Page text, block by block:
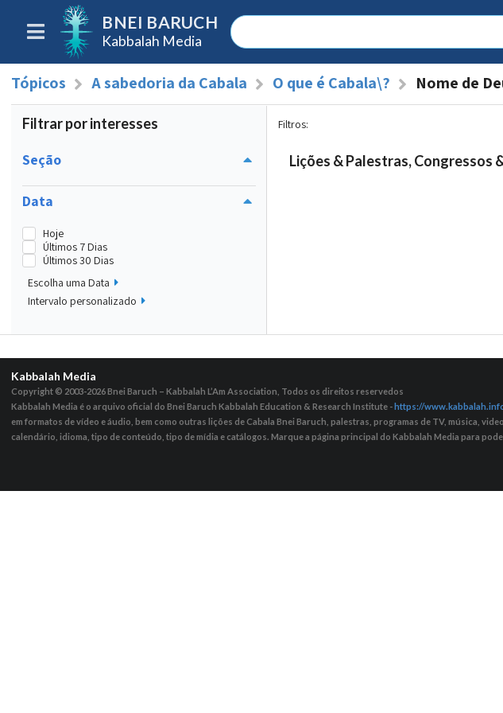
BNEI BARUCH
Kabbalah Media
Tópicos A sabedoria da Cabala O que é Cabala\? Nome de
Filtrar por interesses
Seção
Data
Hoje
Últimos 7 Dias
Últimos 30 Dias
Escolha uma Data
Intervalo personalizado
Filtros:
Lições & Palestras, Congressos
Kabbalah Media
Copyright © 2003-2026Bnei Baruch – Kabbalah L’Am Association, Todos os direitos reservedos
Kabbalah Media é o arquivo oficial do Bnei Baruch Kabbalah Education & Research Institute -https://
em formatos de vídeo e áudio, bem como outras lições de Cabala Bnei Baruch, palestras, programas de TV, música,
calendário, idioma, tipo de conteúdo, tipo de mídia e catálogos. Marque a página principal do Kabbalah Media para